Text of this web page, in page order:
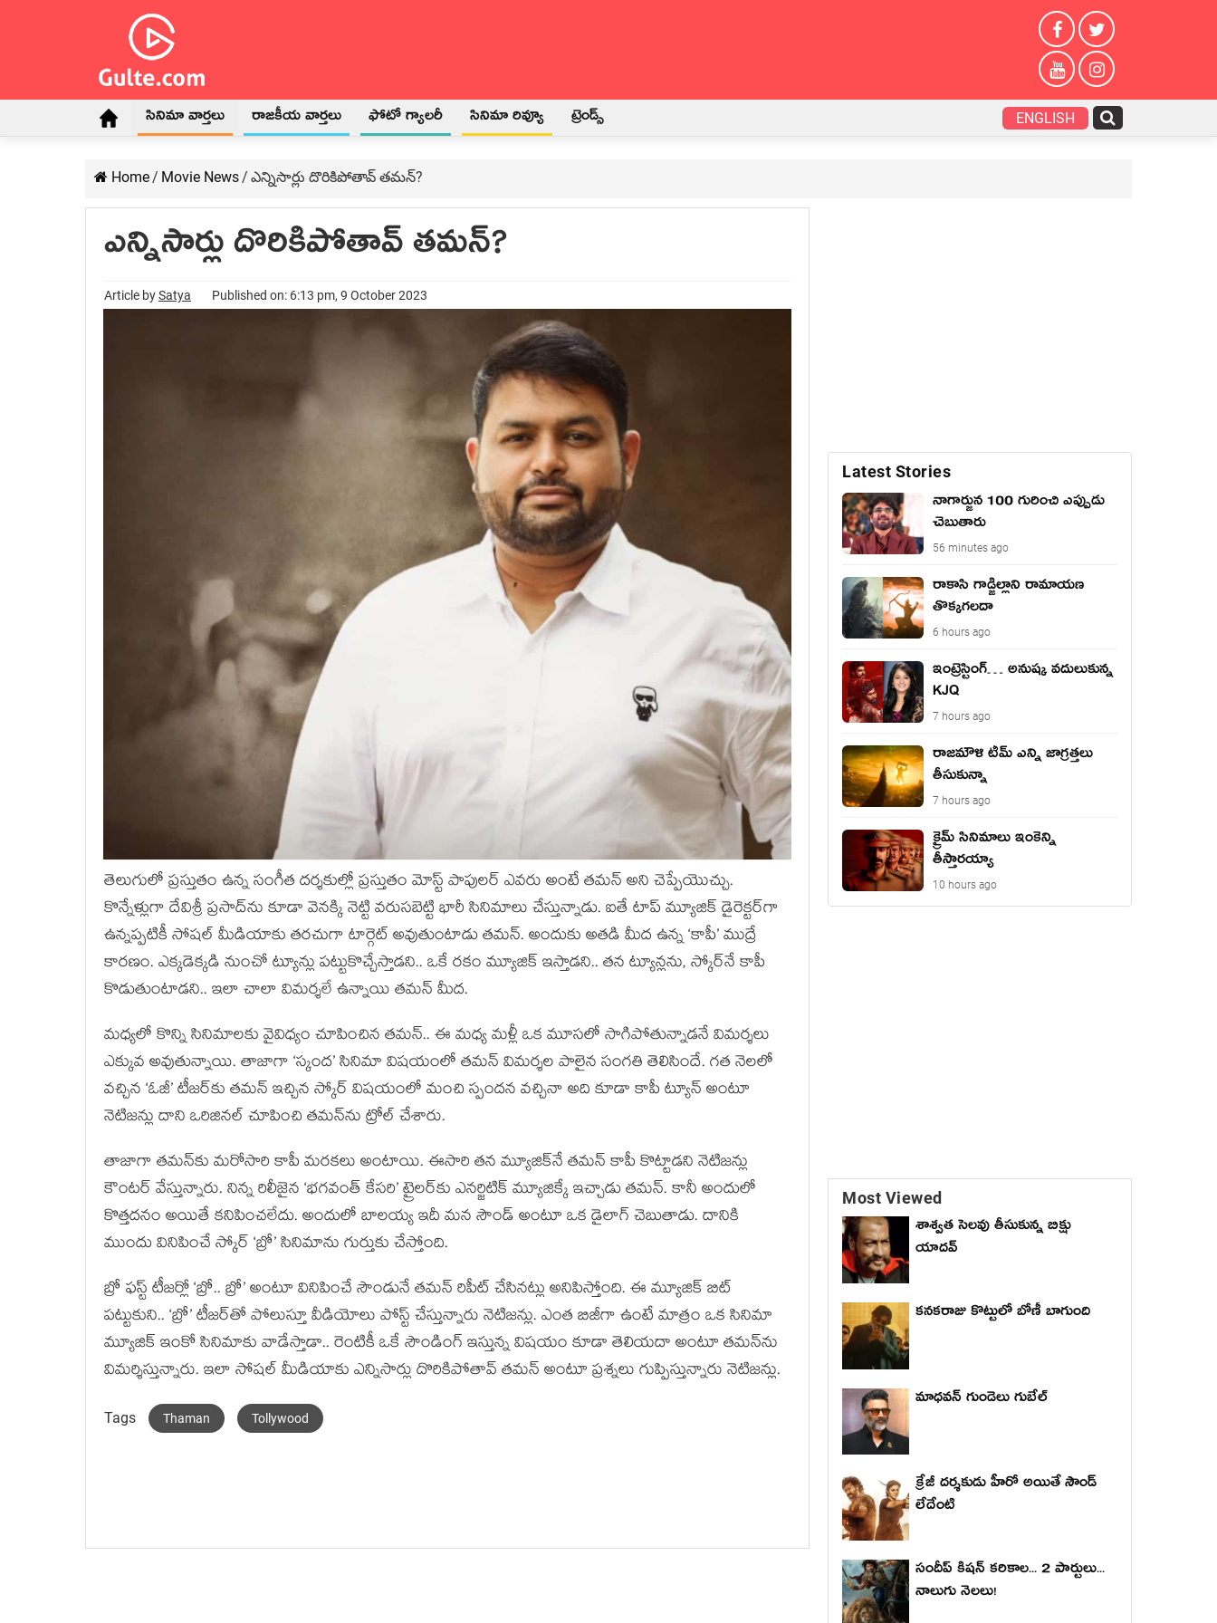
సినిమా వార్తలు రాజకీయ వార్తలు ఫోటో గ్యాలరీ సినిమా రివ్యూ ట్రెండ్స్ ENGLISH
Home/ Movie News/ ఎన్నిసార్లు దొరికిపోతావ్ తమన్?
ఎన్నిసార్లు దొరికిపోతావ్ తమన్?
Article bySatya Published on: 6:13 pm, 9 October 2023
తెలుగులో ప్రస్తుతం ఉన్న సంగీత దర్శకుల్లో ప్రస్తుతం మోస్ట్ పాపులర్ ఎవరు అంటే తమన్ అని చెప్పేయొచ్చు.
కొన్నేళ్లుగా దేవిశ్రీ ప్రసాద్‌ను కూడా వెనక్కి నెట్టి వరుసబెట్టి భారీ సినిమాలు చేస్తున్నాడు. ఐతే టాప్ మ్యూజిక్ డైరెక్టర్‌‌గా
ఉన్నప్పటికీ సోషల్ మీడియాకు తరచుగా టార్గెట్ అవుతుంటాడు తమన్. అందుకు అతడి మీద ఉన్న ‘కాపీ’ ముద్రే
కారణం. ఎక్కడెక్కడి నుంచో ట్యూన్లు పట్టుకొచ్చేస్తాడని.. ఒకే రకం మ్యూజిక్ ఇస్తాడని.. తన ట్యూన్లను, స్కోర్‌నే కాపీ
కొడుతుంటాడని.. ఇలా చాలా విమర్శలే ఉన్నాయి తమన్ మీద.
మధ్యలో కొన్ని సినిమాలకు వైవిధ్యం చూపించిన తమన్.. ఈ మధ్య మళ్లీ ఒక మూసలో సాగిపోతున్నాడనే విమర్శలు
ఎక్కువ అవుతున్నాయి. తాజాగా ‘స్కంద’ సినిమా విషయంలో తమన్ విమర్శల పాలైన సంగతి తెలిసిందే. గత నెలలో
వచ్చిన ‘ఓజీ’ టీజర్‌కు తమన్ ఇచ్చిన స్కోర్ విషయంలో మంచి స్పందన వచ్చినా అది కూడా కాపీ ట్యూన్ అంటూ
నెటిజన్లు దాని ఒరిజినల్ చూపించి తమన్‌ను ట్రోల్ చేశారు.
తాజాగా తమన్‌కు మరోసారి కాపీ మరకలు అంటాయి. ఈసారి తన మ్యూజిక్‌నే తమన్ కాపీ కొట్టాడని నెటిజన్లు
కౌంటర్ వేస్తున్నారు. నిన్న రిలీజైన ‘భగవంత్ కేసరి’ ట్రైలర్‌కు ఎనర్జిటిక్ మ్యూజిక్కే ఇచ్చాడు తమన్. కానీ అందులో
కొత్తదనం అయితే కనిపించలేదు. అందులో బాలయ్య ఇదీ మన సౌండ్ అంటూ ఒక డైలాగ్ చెబుతాడు. దానికి
ముందు వినిపించే స్కోర్ ‘బ్రో’ సినిమాను గుర్తుకు చేస్తోంది.
బ్రో ఫస్ట్ టీజర్లో ‘బ్రో.. బ్రో’ అంటూ వినిపించే సౌండునే తమన్ రిపీట్ చేసినట్లు అనిపిస్తోంది. ఈ మ్యూజిక్ బిట్
పట్టుకుని.. ‘బ్రో’ టీజర్‌తో పోలుస్తూ వీడియోలు పోస్ట్ చేస్తున్నారు నెటిజన్లు. ఎంత బిజీగా ఉంటే మాత్రం ఒక సినిమా
మ్యూజిక్ ఇంకో సినిమాకు వాడేస్తాడా.. రెంటికీ ఒకే సౌండింగ్ ఇస్తున్న విషయం కూడా తెలియదా అంటూ తమన్‌ను
విమర్శిస్తున్నారు. ఇలా సోషల్ మీడియాకు ఎన్నిసార్లు దొరికిపోతావ్ తమన్ అంటూ ప్రశ్నలు గుప్పిస్తున్నారు నెటిజన్లు.
Tags Thaman Tollywood
Latest Stories
నాగార్జున 100 గురించి ఎప్పుడు
చెబుతారు
56 minutes ago
రాకాసి గాడ్జిల్లాని రామాయణ
తొక్కగలదా
6 hours ago
ఇంట్రెస్టింగ్… అనుష్క వదులుకున్న
KJQ
7 hours ago
రాజమౌళి టీమ్ ఎన్ని జాగ్రత్తలు
తీసుకున్నా
7 hours ago
క్రైమ్ సినిమాలు ఇంకెన్ని
తీస్తారయ్యా
10 hours ago
Most Viewed
శాశ్వత సెలవు తీసుకున్న బిక్షు
యాదవ్
కనకరాజు కొట్టులో బోణీ బాగుంది
మాధ‌వ‌న్ గుండెలు గుబేల్‌
క్రేజీ దర్శకుడు హీరో అయితే సౌండ్
లేదేంటి
సందీప్ కిషన్ కరికాల... 2 పార్టులు...
నాలుగు నెలలు!